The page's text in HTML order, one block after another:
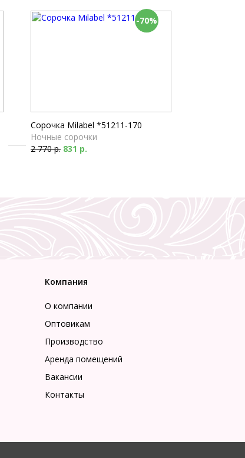
-70%
Сорочка Milabel *51211-170
Ночные сорочки
2 770 р. 831 р.
Компания
О компании
Оптовикам
Производство
Аренда помещений
Вакансии
Контакты